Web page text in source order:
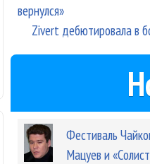
о Камерный оркестр Санкт-
вернулся»
Zivert дебютировала в
Фестиваль
Мацуев и